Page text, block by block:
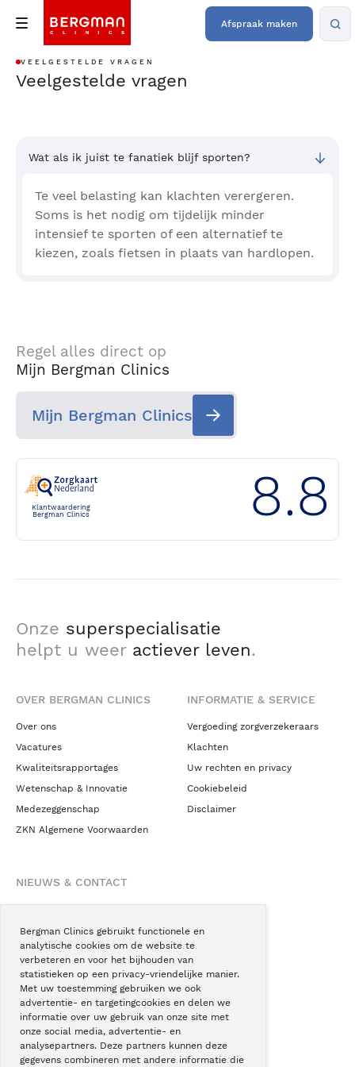
Bergman Clinics gebruikt functionele en
analytische cookies om de website te
verbeteren en voor het bijhouden van
statistieken op een privacy-vriendelijke manier.
Met uw toestemming gebruiken we ook
advertentie- en targetingcookies en delen we
informatie over uw gebruik van onze site met
onze social media, advertentie- en
analysepartners. Deze partners kunnen deze
gegevens combineren met andere informatie die
Afspraak maken
VEELGESTELDE VRAGEN
Veelgestelde vragen
Wat als ik juist te fanatiek blijf sporten?
Te veel belasting kan klachten verergeren.
Soms is het nodig om tijdelijk minder
intensief te sporten of een alternatief te
kiezen, zoals fietsen in plaats van hardlopen.
Regel alles direct op
Mijn Bergman Clinics
Mijn Bergman Clinics
Klantwaardering
Bergman Clinics
8.8
Onze superspecialisatie
helpt u weer actiever leven.
OVER BERGMAN CLINICS
Over ons
Vacatures
Kwaliteitsrapportages
Wetenschap & Innovatie
Medezeggenschap
ZKN Algemene Voorwaarden
INFORMATIE & SERVICE
Vergoeding zorgverzekeraars
Klachten
Uw rechten en privacy
Cookiebeleid
Disclaimer
NIEUWS & CONTACT
Blogs
Podcast
Pressroom
Instagram
Facebook
LinkedIn